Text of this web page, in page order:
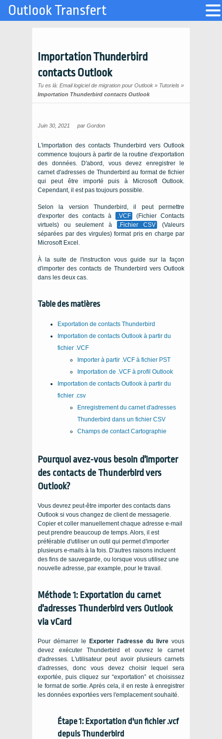
Importation Thunderbird
contacts Outlook
Tu es là: Email logiciel de migration pour Outlook » Tutoriels »
Importation Thunderbird contacts Outlook
Juin 30, 2021 par Gordon
L'importation des contacts Thunderbird vers Outlook
commence toujours à partir de la routine d'exportation
des données. D'abord, vous devez enregistrer le
carnet d'adresses de Thunderbird au format de fichier
qui peut être importé puis à Microsoft Outlook.
Cependant, il est pas toujours possible.
Selon la version Thunderbird, il peut permettre
d'exporter des contacts à
.VCF
(Fichier Contacts
virtuels) ou seulement à
.Fichier CSV
(Valeurs
séparées par des virgules) format pris en charge par
Microsoft Excel.
À la suite de l'instruction vous guide sur la façon
d'importer des contacts de Thunderbird vers Outlook
dans les deux cas.
Table des matières
Exportation de contacts Thunderbird
Importation de contacts Outlook à partir du
fichier .VCF
Importer à partir .VCF à fichier PST
Importation de .VCF à profil Outlook
Importation de contacts Outlook à partir du
fichier .csv
Enregistrement du carnet d'adresses
Thunderbird dans un fichier CSV
Champs de contact Cartographie
Pourquoi avez-vous besoin d'importer
des contacts de Thunderbird vers
Outlook?
Vous devrez peut-être importer des contacts dans
Outlook si vous changez de client de messagerie.
Copier et coller manuellement chaque adresse e-mail
peut prendre beaucoup de temps. Alors, il est
préférable d'utiliser un outil qui permet d'importer
plusieurs e-mails à la fois. D'autres raisons incluent
des fins de sauvegarde, ou lorsque vous utilisez une
nouvelle adresse, par example, pour le travail.
Méthode 1: Exportation du carnet
d'adresses Thunderbird vers Outlook
via vCard
Pour démarrer le Exporter l'adresse du livre vous
devez exécuter Thunderbird et ouvrez le carnet
d'adresses. L'utilisateur peut avoir plusieurs carnets
d'adresses, donc vous devez choisir lequel sera
exportée, puis cliquez sur “exportation” et choisissez
le format de sortie. Après cela, il en reste à enregistrer
les données exportées vers l'emplacement souhaité.
Étape 1: Exportation d'un fichier .vcf
depuis Thunderbird
Outlook Transfert